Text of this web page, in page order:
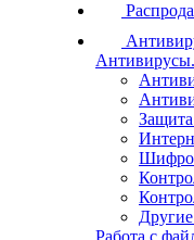
Антивирусы.